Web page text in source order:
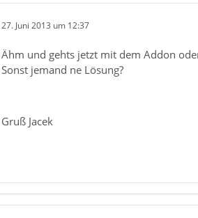
27. Juni 2013 um 12:37
Ähm und gehts jetzt mit dem Addon
Sonst jemand ne Lösung?
Gruß Jacek